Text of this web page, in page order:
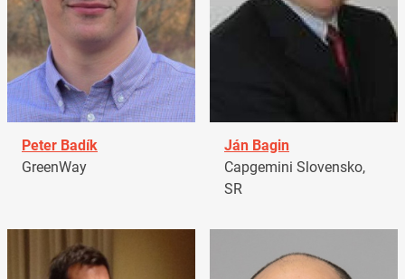
Peter Badík
GreenWay
Ján Bagin
Capgemini Slovensko,
SR